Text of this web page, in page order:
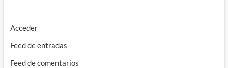
Acceder
Feed de entradas
Feed de comentarios